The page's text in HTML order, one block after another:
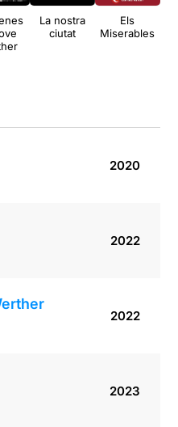
La nostra
ciutat
Els
Miserables
2020
2022
2022
2023